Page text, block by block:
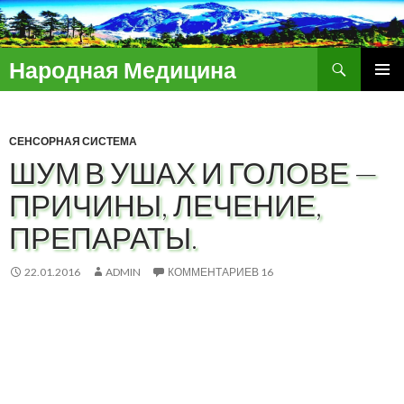
Народная Медицина
ПЕРЕЙТИ
СЕНСОРНАЯ СИСТЕМА
ШУМ В УШАХ И ГОЛОВЕ —
ПРИЧИНЫ, ЛЕЧЕНИЕ,
ПРЕПАРАТЫ.
22.01.2016 ADMIN КОММЕНТАРИЕВ 16